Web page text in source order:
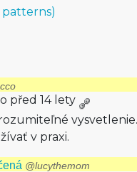
patterns)
před 14 lety
v praxi.
@lucythemom